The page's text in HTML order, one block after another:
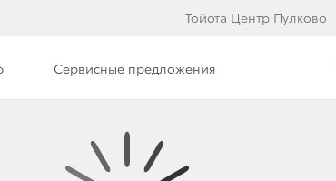
Тойота Центр Пулково
Сервисные предложения